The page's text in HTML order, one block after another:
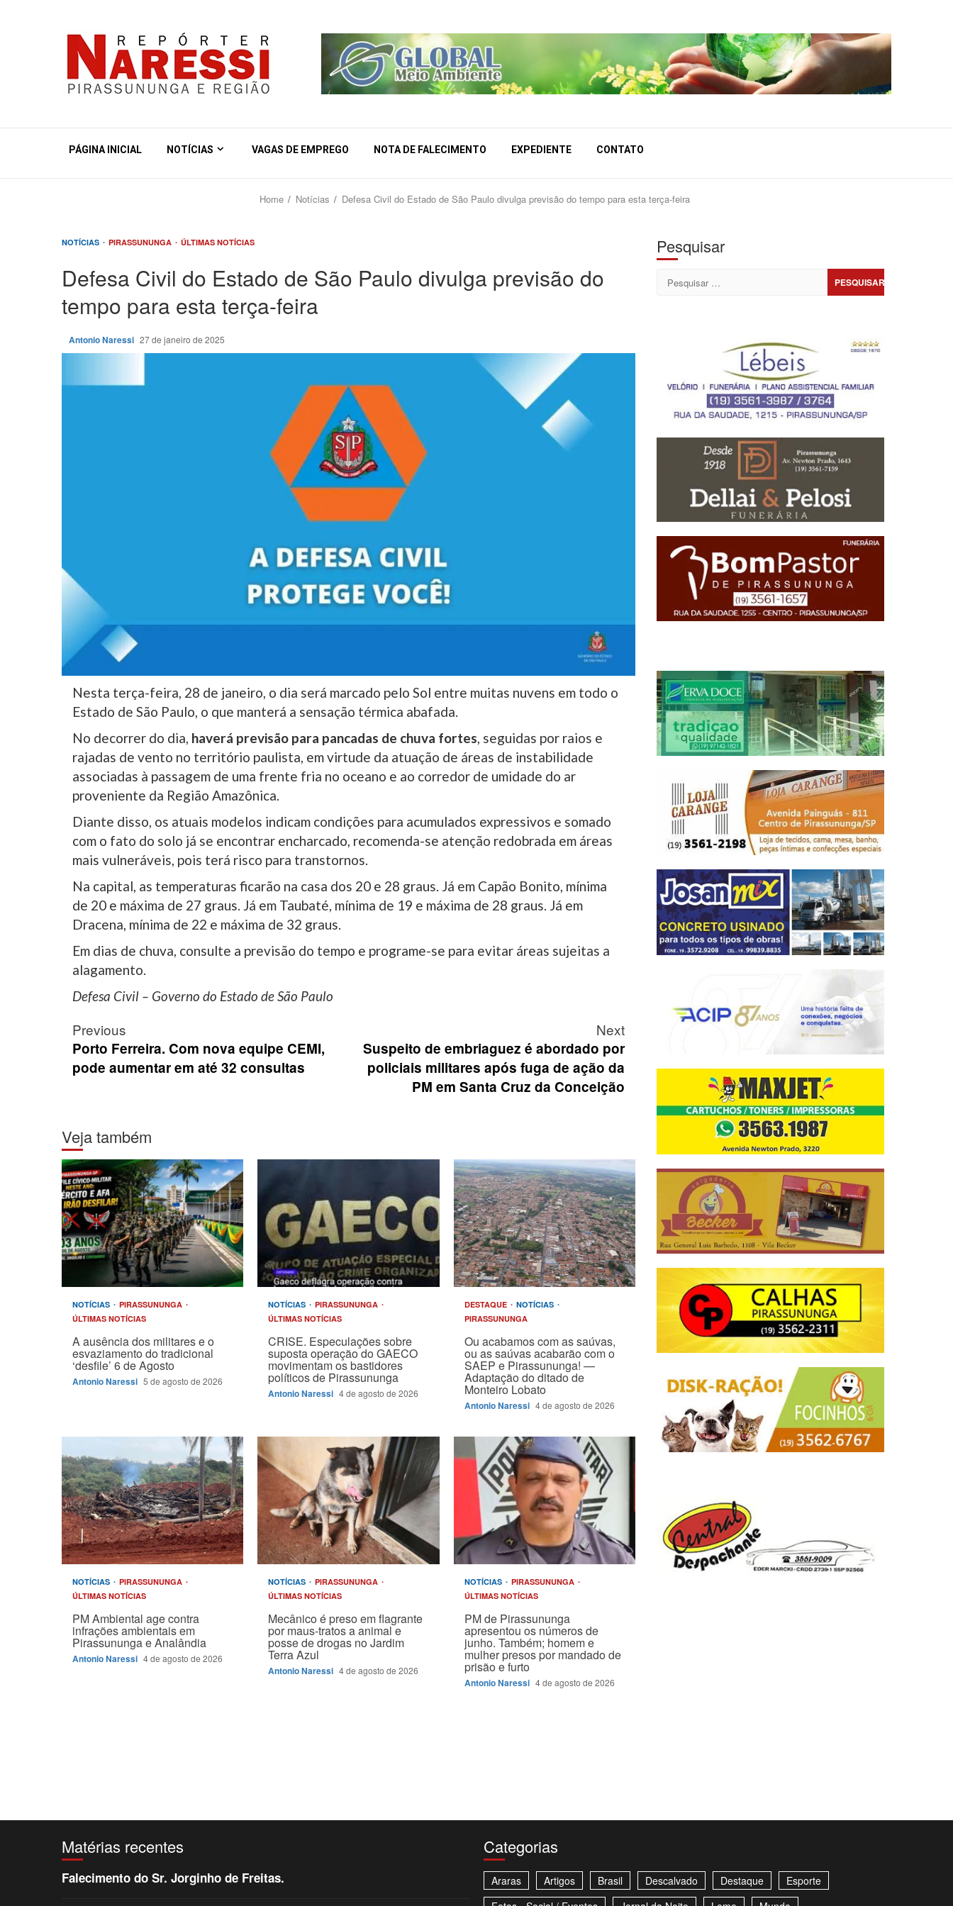
PÁGINA INICIAL NOTÍCIAS VAGAS DE EMPREGO NOTA DE FALECIMENTO EXPEDIENTE CONTATO
Home Notícias Defesa Civil do Estado de São Paulo divulga previsão do tempo para esta terça-feira
NOTÍCIAS PIRASSUNUNGA ÚLTIMAS NOTÍCIAS
Defesa Civil do Estado de São Paulo divulga previsão do
tempo para esta terça-feira
Antonio Naressi 27 de janeiro de 2025
Nesta terça-feira, 28 de janeiro, o dia será marcado pelo Sol entre muitas nuvens em todo o
Estado de São Paulo, o que manterá a sensação térmica abafada.
No decorrer do dia, haverá previsão para pancadas de chuva fortes, seguidas por raios e
rajadas de vento no território paulista, em virtude da atuação de áreas de instabilidade
associadas à passagem de uma frente fria no oceano e ao corredor de umidade do ar
proveniente da Região Amazônica.
Diante disso, os atuais modelos indicam condições para acumulados expressivos e somado
com o fato do solo já se encontrar encharcado, recomenda-se atenção redobrada em áreas
mais vulneráveis, pois terá risco para transtornos.
Na capital, as temperaturas ficarão na casa dos 20 e 28 graus. Já em Capão Bonito, mínima
de 20 e máxima de 27 graus. Já em Taubaté, mínima de 19 e máxima de 28 graus. Já em
Dracena, mínima de 22 e máxima de 32 graus.
Em dias de chuva, consulte a previsão do tempo e programe-se para evitar áreas sujeitas a
alagamento.
Defesa Civil – Governo do Estado de São Paulo
Post
navigation
Previous
Porto Ferreira. Com nova equipe CEMI,
pode aumentar em até 32 consultas
Next
Suspeito de embriaguez é abordado por
policiais militares após fuga de ação da
PM em Santa Cruz da Conceição
Veja também
NOTÍCIAS
PIRASSUNUNGA
ÚLTIMAS NOTÍCIAS
A ausência dos militares e o
esvaziamento do tradicional
‘desfile’ 6 de Agosto
Antonio Naressi 5 de agosto de 2026
NOTÍCIAS
PIRASSUNUNGA
ÚLTIMAS NOTÍCIAS
CRISE. Especulações sobre
suposta operação do GAECO
movimentam os bastidores
políticos de Pirassununga
Antonio Naressi 4 de agosto de 2026
DESTAQUE
NOTÍCIAS
PIRASSUNUNGA
Ou acabamos com as saúvas,
ou as saúvas acabarão com o
SAEP e Pirassununga! —
Adaptação do ditado de
Monteiro Lobato
Antonio Naressi 4 de agosto de 2026
NOTÍCIAS
PIRASSUNUNGA
ÚLTIMAS NOTÍCIAS
PM Ambiental age contra
infrações ambientais em
Pirassununga e Analândia
Antonio Naressi 4 de agosto de 2026
NOTÍCIAS
PIRASSUNUNGA
ÚLTIMAS NOTÍCIAS
Mecânico é preso em flagrante
por maus-tratos a animal e
posse de drogas no Jardim
Terra Azul
Antonio Naressi 4 de agosto de 2026
NOTÍCIAS
PIRASSUNUNGA
ÚLTIMAS NOTÍCIAS
PM de Pirassununga
apresentou os números de
junho. Também; homem e
mulher presos por mandado de
prisão e furto
Antonio Naressi 4 de agosto de 2026
Pesquisar
Pesquisar
Matérias recentes
Falecimento do Sr. Jorginho de Freitas.
Categorias
Araras Artigos Brasil Descalvado Destaque
Esporte